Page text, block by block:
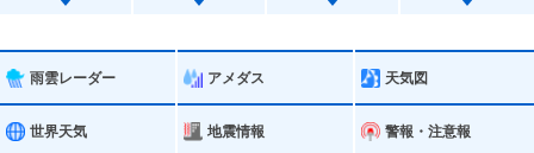
時津町
雨雲レーダー アメダス 天気図
世界天気 地震情報 警報・注意報